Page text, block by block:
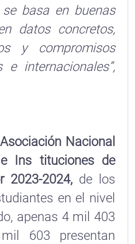
basa en buenas
datos concretos,
y compromisos
e internacionales”,
Nacional
Ins tituciones de
2023-2024, de los
en el nivel
apenas 4 mil 403
603 presentan